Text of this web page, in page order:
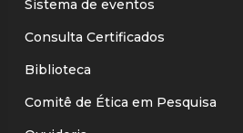
Sistema de eventos
Consulta Certificados
Biblioteca
Comitê de Ética em Pesquisa